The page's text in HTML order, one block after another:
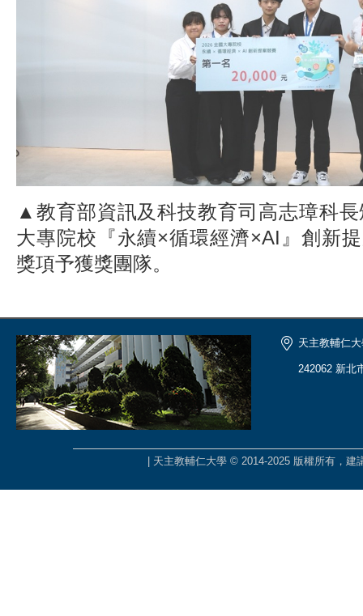
▲教育部資訊及科技教育司高志璋科
大專院校『永續×循環經濟×AI』創新
獎項予獲獎團隊。
天主教輔仁
242062 新北
| 天主教輔仁大學 © 2014-2025 版權所有，